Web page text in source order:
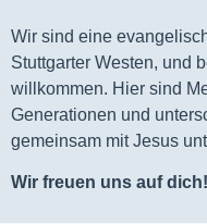
Wir sind eine
Stuttgarter Westen, und
willkommen. Hier sind
Generationen und
gemeinsam mit Jesus
Wir freuen uns auf dich!